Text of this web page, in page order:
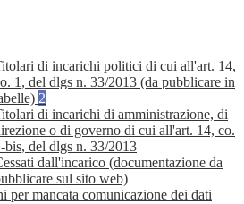
di incarichi politici di cui all'art. 14,
1, del dlgs n. 33/2013 (da pubblicare in
2
di incarichi di amministrazione, di
o di governo di cui all'art. 14, co.
bis, del dlgs n. 33/2013
dall'incarico (documentazione da
sul sito web)
per mancata comunicazione dei dati